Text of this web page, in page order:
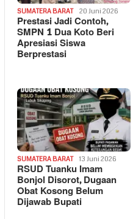
SUMATERA BARAT 20 Juni 2026
Prestasi Jadi Contoh,
SMPN 1 Dua Koto Beri
Apresiasi Siswa
Berprestasi
SUMATERA BARAT 13 Juni 2026
RSUD Tuanku Imam
Bonjol Disorot, Dugaan
Obat Kosong Belum
Dijawab Bupati